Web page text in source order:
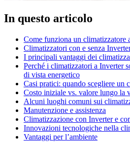
In questo articolo
Come funziona un climatizzatore
Climatizzatori con e senza
I principali vantaggi dei
Perché i climatizzatori a Inverter
di vista energetico
Casi pratici: quando scegliere un
Costo iniziale vs. valore lungo la
Alcuni luoghi comuni sui
Manutenzione e assistenza
Climatizzazione con Inverter e
Innovazioni tecnologiche nella
Vantaggi per l’ambiente